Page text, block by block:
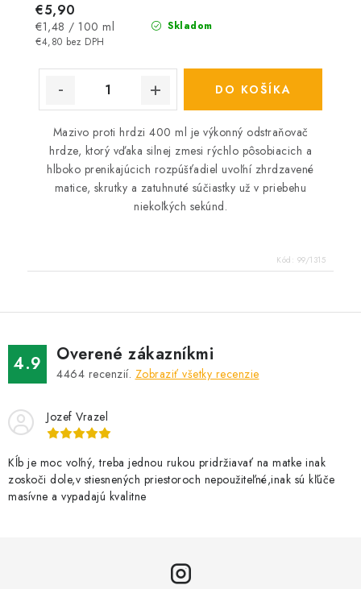
Skladom
€4,80 bez DPH
€5,90
Jednotková
cena:
€1,48 / 100 ml
DO KOŠÍKA
Mazivo proti hrdzi 400 ml je výkonný odstraňovač
hrdze, ktorý vďaka silnej zmesi rýchlo pôsobiacich a
hlboko prenikajúcich rozpúšťadiel uvoľní zhrdzavené
matice, skrutky a zatuhnuté súčiastky už v priebehu
niekoľkých sekúnd.
Kód: 99/1315
4.9 Overené zákazníkmi
4464 recenzií. Zobraziť všetky recenzie
Jozef Vrazel
Kĺb je moc voľný, treba jednou rukou pridržiavať na matke inak
zoskoči dole,v stiesnených priestoroch nepoužiteľné,inak sú kľúče
masívne a vypadajú kvalitne